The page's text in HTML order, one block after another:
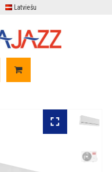
Latviešu